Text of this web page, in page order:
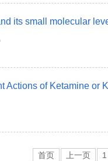
its small molecular
Actions of Ketamine or
首页 上一页 1